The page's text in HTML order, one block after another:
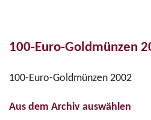
100-Euro-Goldmünzen
100-Euro-Goldmünzen 2002
Aus dem Archiv auswählen